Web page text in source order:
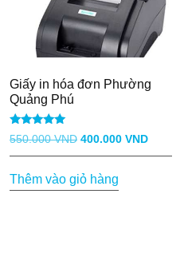
thể.
Các
có
thể
được
chọn
trên
Giấy in hóa đơn Phường
Quảng Phú
Được xếp
hạng
5.00
550.000VND Giá
gốc
là:
400.000 VNDGiá
hiện
Thêm vào giỏ hàng